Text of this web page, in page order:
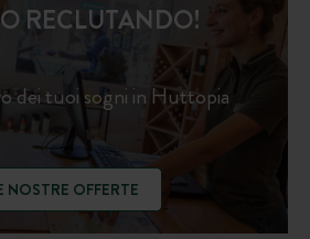
RECLUTANDO!
dei tuoi sogni in Huttopia
NOSTRE OFFERTE